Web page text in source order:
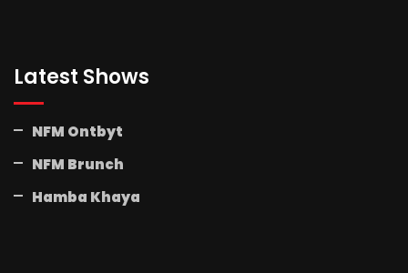
Latest Shows
NFM Ontbyt
NFM Brunch
Hamba Khaya